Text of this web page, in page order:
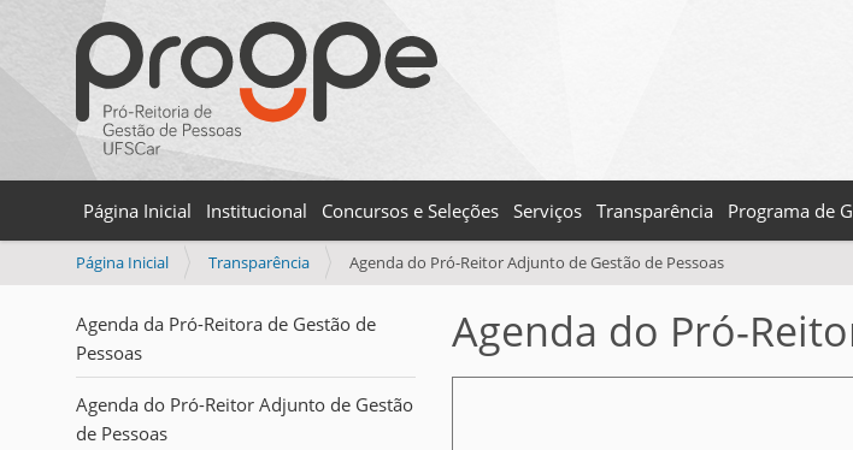
Página Inicial Institucional Concursos e Seleções Serviços Transparência Programa de
V
ê
e
t
á
Página Inicial Transparência Agenda do Pró-Reitor Adjunto de Gestão de Pessoas
Agenda da Pró-Reitora de Gestão de
Pessoas
Agenda do Pró-Reitor Adjunto de Gestão
de Pessoas
Agenda do Pró-